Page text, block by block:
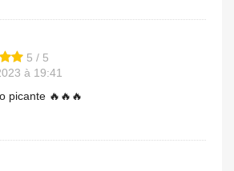
5 / 5
à 19:41
picante 🔥🔥🔥